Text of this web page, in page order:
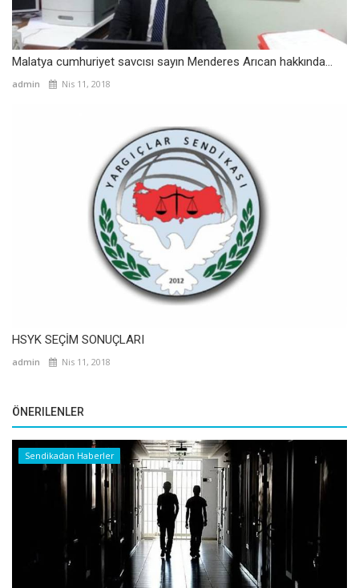
Malatya cumhuriyet savcısı sayın Menderes Arıcan hakkında...
admin Nis 11, 2018
HSYK SEÇİM SONUÇLARI
admin Nis 11, 2018
ÖNERILENLER
Sendikadan Haberler